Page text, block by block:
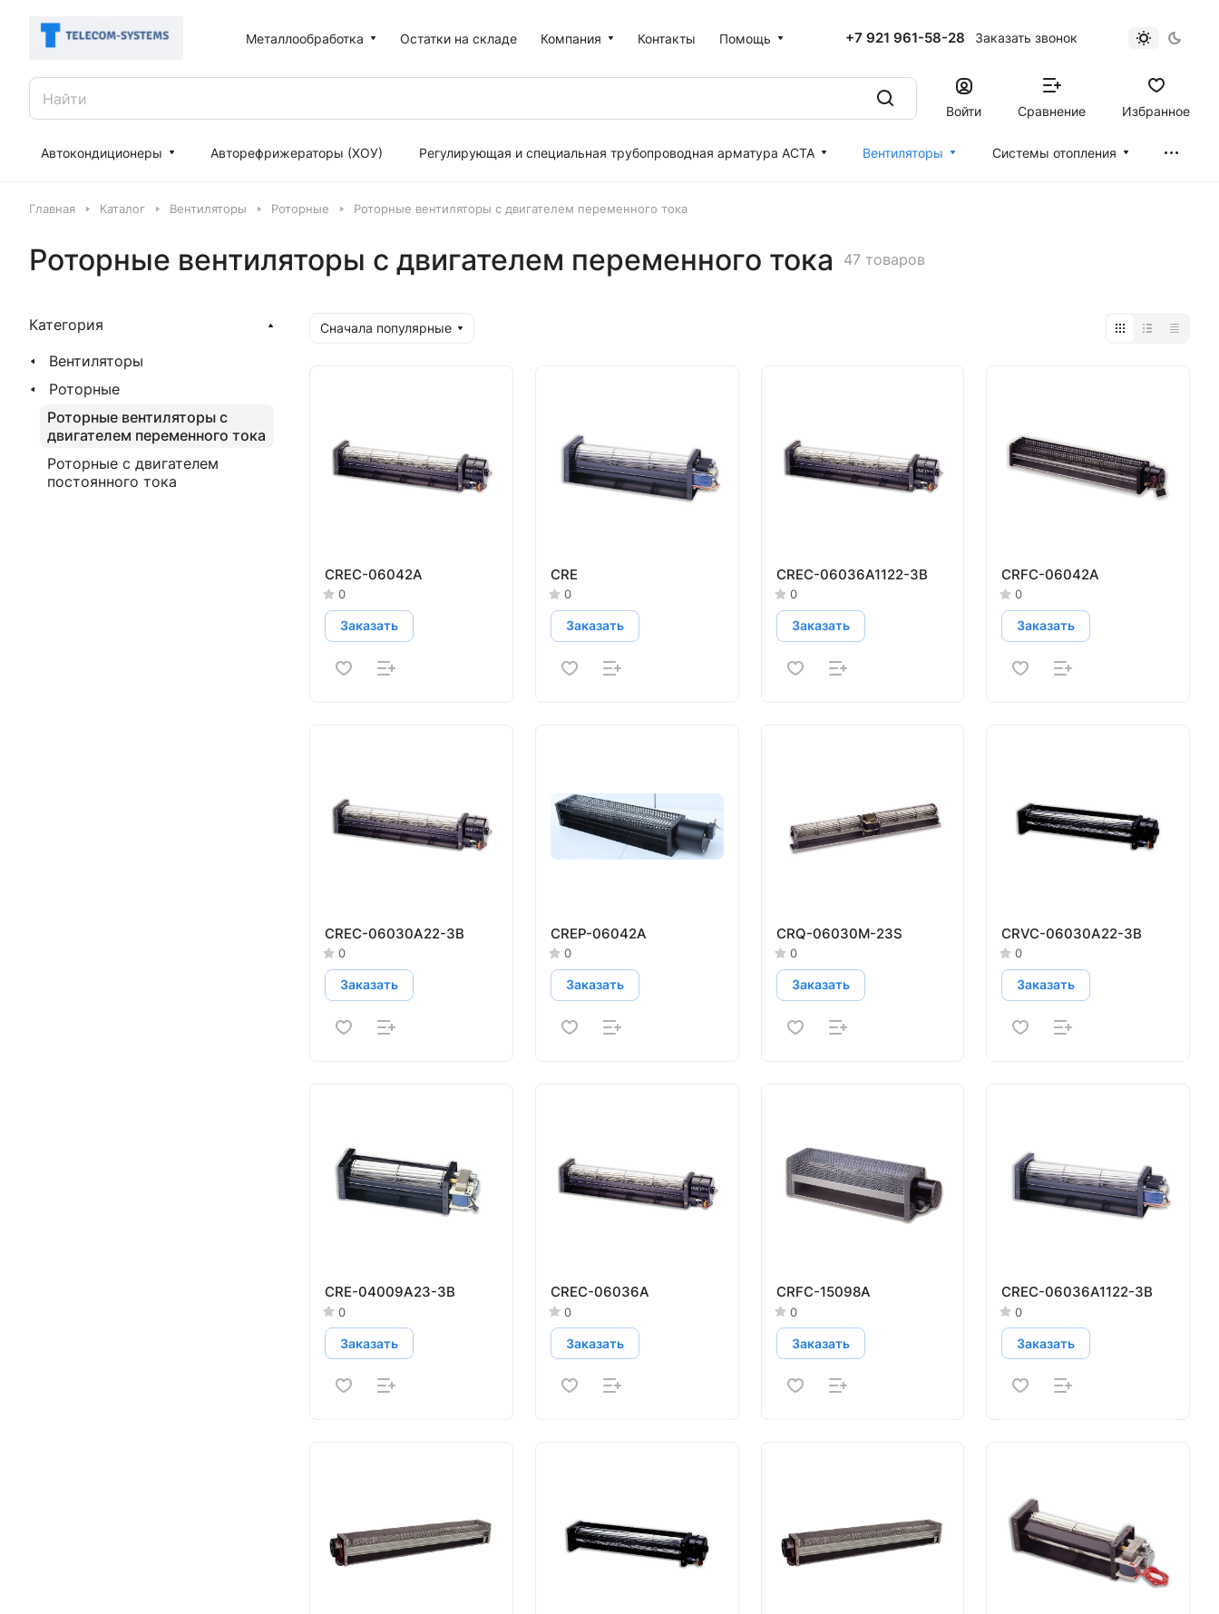
Металлообработка Остатки на складе Компания Контакты Помощь +7 921 961-58-28 Заказать звонок
Войти Сравнение Избранное
Автокондиционеры Авторефрижераторы (ХОУ) Регулирующая и специальная трубопроводная арматура АСТА Вентиляторы Cистемы отопления
Главная Каталог Вентиляторы Роторные Роторные вентиляторы с двигателем переменного тока
Роторные вентиляторы с двигателем переменного тока 47 товаров
Сначала популярные
CREC-06042A
0
Заказать
CRE
0
Заказать
CREC-06036A1122-3B
0
Заказать
CRFC-06042A
0
Заказать
CREC-06030A22-3B
0
Заказать
CREP-06042A
0
Заказать
CRQ-06030M-23S
0
Заказать
CRVC-06030A22-3B
0
Заказать
CRE-04009A23-3B
0
Заказать
CREC-06036A
0
Заказать
CRFC-15098A
0
Заказать
CREС-06036A1122-3B
0
Заказать
Категория
Вентиляторы
Роторные
Роторные вентиляторы с
двигателем переменного тока
Роторные с двигателем
постоянного тока